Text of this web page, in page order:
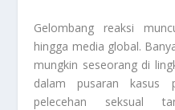
Gelombang reaksi
hingga media global.
mungkin seseorang di
dalam pusaran kasus
pelecehan seksual